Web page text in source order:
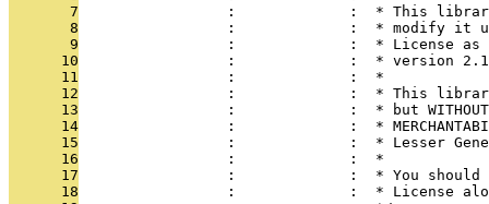
       7
:             :  * This
       8
:             :  * modify it
       9
:             :  * License
      10
:             :  * version
      11
                 :             :  *
      12
:             :  * This
      13
:             :  * but
      14
:             :  *
      15
:             :  * Lesser
      16
                 :             :  *
      17
:             :  * You
      18
:             :  * License